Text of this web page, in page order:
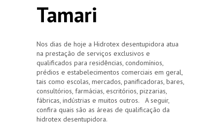
Tamari
Nos dias de hoje a Hidrotex desentupidora atua
na prestação de serviços exclusivos e
qualificados para residências, condomínios,
prédios e estabelecimentos comerciais em geral,
tais como escolas, mercados, panificadoras, bares,
consultórios, farmácias, escritórios, pizzarias,
fábricas, indústrias e muitos outros. A seguir,
confira quais são as áreas de qualificação da
hidrotex desentupidora.